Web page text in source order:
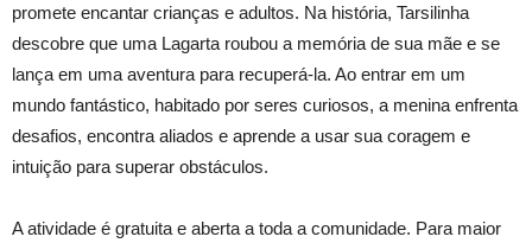
promete encantar crianças e adultos. Na história, Tarsilinha
descobre que uma Lagarta roubou a memória de sua mãe e se
lança em uma aventura para recuperá-la. Ao entrar em um
mundo fantástico, habitado por seres curiosos, a menina enfrenta
desafios, encontra aliados e aprende a usar sua coragem e
intuição para superar obstáculos.
A atividade é gratuita e aberta a toda a comunidade. Para maior